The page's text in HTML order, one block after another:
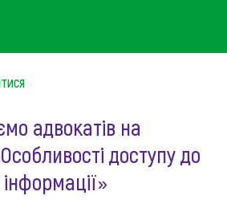
адвокатів на
доступу до